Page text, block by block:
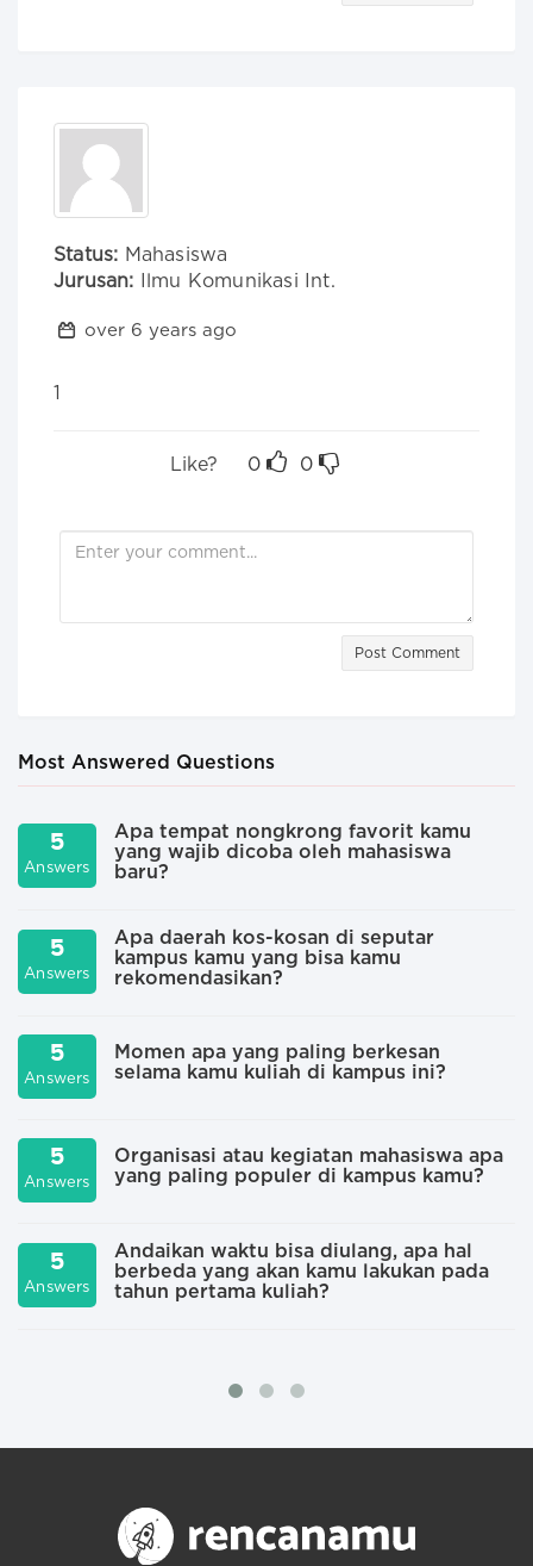
Status: Mahasiswa
Jurusan: Ilmu Komunikasi Int.
over 6 years ago
1
Like? 0 0
Post Comment
Most Answered Questions
5
Answers
Apa tempat nongkrong favorit kamu
yang wajib dicoba oleh mahasiswa
baru?
5
Answers
Apa daerah kos-kosan di seputar
kampus kamu yang bisa kamu
rekomendasikan?
5
Answers
Momen apa yang paling berkesan
selama kamu kuliah di kampus ini?
5
Answers
Organisasi atau kegiatan mahasiswa apa
yang paling populer di kampus kamu?
5
Answers
Andaikan waktu bisa diulang, apa hal
berbeda yang akan kamu lakukan pada
tahun pertama kuliah?